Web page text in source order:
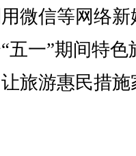
微信等网络新
五一”期间特色
旅游惠民措施